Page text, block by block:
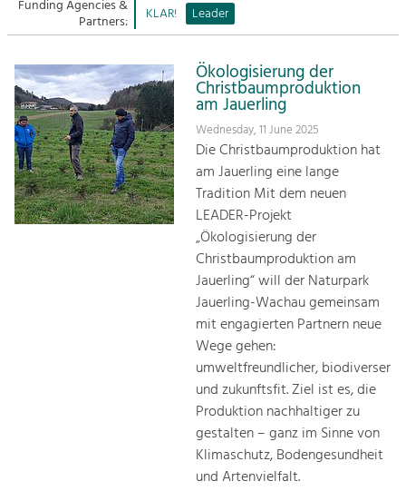
SitemapLandscape.
Tourism
Offer Development and Positioning
Art & Culture
Crafts, Science and Research.
Social Affairs, Education
Equality, Youth and Integration.
Climate Change, Public Transport and
Funding Agencies &
Partners: KLAR! Leader
Ökologisierung der
Christbaumproduktion
am Jauerling
Wednesday, 11 June 2025
Die Christbaumproduktion hat
am Jauerling eine lange
Tradition Mit dem neuen
LEADER-Projekt
„Ökologisierung der
Christbaumproduktion am
Jauerling“ will der Naturpark
Jauerling-Wachau gemeinsam
mit engagierten Partnern neue
Wege gehen:
umweltfreundlicher, biodiverser
und zukunftsfit. Ziel ist es, die
Produktion nachhaltiger zu
gestalten – ganz im Sinne von
Klimaschutz, Bodengesundheit
und Artenvielfalt.